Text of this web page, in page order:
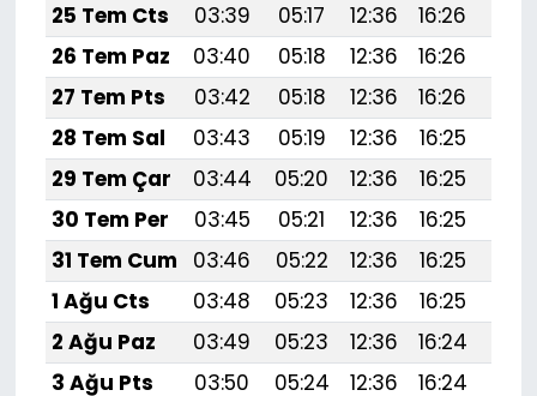
25 Tem Cts
03:39 05:17 12:36 16:26
26 Tem Paz
03:40 05:18 12:36 16:26
27 Tem Pts
03:42 05:18 12:36 16:26
28 Tem Sal
03:43 05:19 12:36 16:25
29 Tem Çar
03:44 05:20 12:36 16:25
30 Tem Per
03:45 05:21 12:36 16:25
31 Tem Cum
03:46 05:22 12:36 16:25
1 Ağu Cts
03:48 05:23 12:36 16:25
2 Ağu Paz
03:49 05:23 12:36 16:24
3 Ağu Pts
03:50 05:24 12:36 16:24